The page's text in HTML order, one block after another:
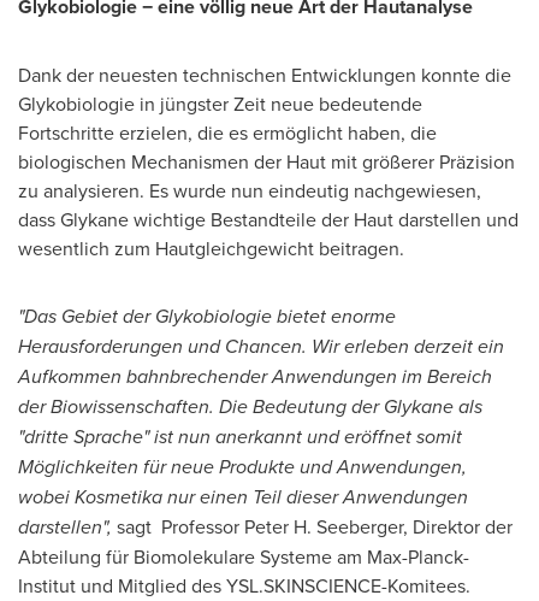
Glykobiologie − eine völlig neue Art der Hautanalyse
Dank der neuesten technischen Entwicklungen konnte die
Glykobiologie in jüngster Zeit neue bedeutende
Fortschritte erzielen, die es ermöglicht haben, die
biologischen Mechanismen der Haut mit größerer Präzision
zu analysieren. Es wurde nun eindeutig nachgewiesen,
dass Glykane wichtige Bestandteile der Haut darstellen und
wesentlich zum Hautgleichgewicht beitragen.
"Das Gebiet der Glykobiologie bietet enorme
Herausforderungen und Chancen. Wir erleben derzeit ein
Aufkommen bahnbrechender Anwendungen im Bereich
der Biowissenschaften. Die Bedeutung der Glykane als
"dritte Sprache"ist nun anerkannt und eröffnet somit
Möglichkeiten für neue Produkte und Anwendungen,
wobei Kosmetika nur einen Teil dieser Anwendungen
darstellen", sagt Professor Peter H. Seeberger, Direktor der
Abteilung für Biomolekulare Systeme am Max-Planck-
Institut und Mitglied des YSL.SKINSCIENCE-Komitees.